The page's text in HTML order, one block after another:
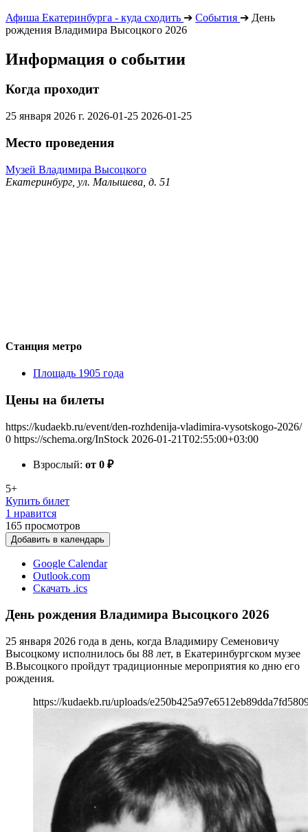
Афиша Екатеринбурга - куда сходить ➔ События ➔ День
рождения Владимира Высоцкого 2026
Информация о событии
Когда проходит
25 января 2026 г. 2026-01-25 2026-01-25
Место проведения
Музей Владимира Высоцкого
Екатеринбург, ул. Малышева, д. 51
Станция метро
Площадь 1905 года
Цены на билеты
https://kudaekb.ru/event/den-rozhdenija-vladimira-vysotskogo-2026/
0 https://schema.org/InStock 2026-01-21T02:55:00+03:00
Взрослый: от 0 ₽
5+
Купить билет
1 нравится
165 просмотров
Добавить в календарь
Google Calendar
Outlook.com
Скачать .ics
День рождения Владимира Высоцкого 2026
25 января 2026 года в день, когда Владимиру Семеновичу
Высоцкому исполнилось бы 88 лет, в Екатеринбургском музее
В.Высоцкого пройдут традиционные мероприятия ко дню его
рождения.
https://kudaekb.ru/uploads/